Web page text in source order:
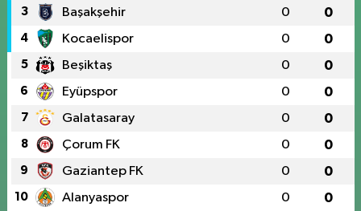
3 Başakşehir 0 0
4 Kocaelispor 0 0
5 Beşiktaş 0 0
6 Eyüpspor 0 0
7 Galatasaray 0 0
8 Çorum FK 0 0
9 Gaziantep FK 0 0
10 Alanyaspor 0 0